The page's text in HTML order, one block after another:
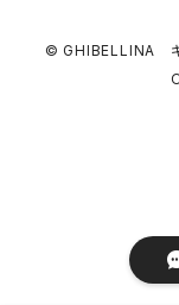
© GHIBELLINA ギ